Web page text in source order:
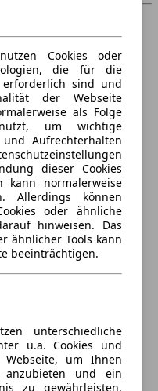
Cookies oder
die für die
erforderlich sind und
der Webseite
als Folge
um wichtige
Aufrechterhalten
dieser Cookies
kann normalerweise
Allerdings können
oder ähnliche
hinweisen. Das
ähnlicher Tools kann
beeinträchtigen.
unterschiedliche
u.a. Cookies und
um Ihnen
anzubieten und ein
zu gewährleisten.